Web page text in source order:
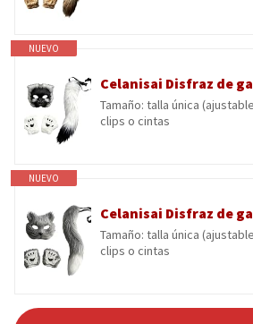
NUEVO
Tamaño: talla única
clips o cintas
NUEVO
Tamaño: talla única
clips o cintas